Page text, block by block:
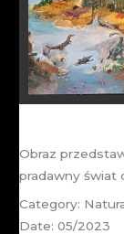
Obraz
pradawny świat
Category:
Date: 05/2023